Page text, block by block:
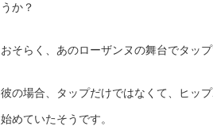
うか？
おそらく、あのローザンヌの舞台でタッ
彼の場合、タップだけではなくて、ヒッ
始めていたそうです。